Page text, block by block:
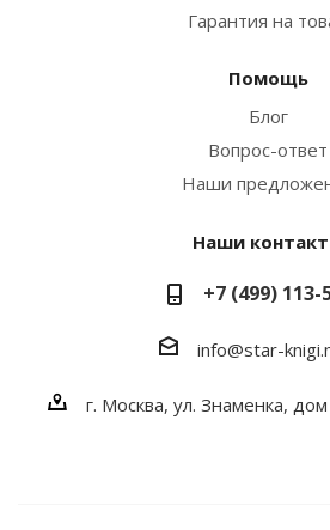
Гарантия на
Помощь
Блог
Вопрос-ответ
Наши
Наши
+7 (499) 113-
info@star-
г. Москва, ул. Знаменка,